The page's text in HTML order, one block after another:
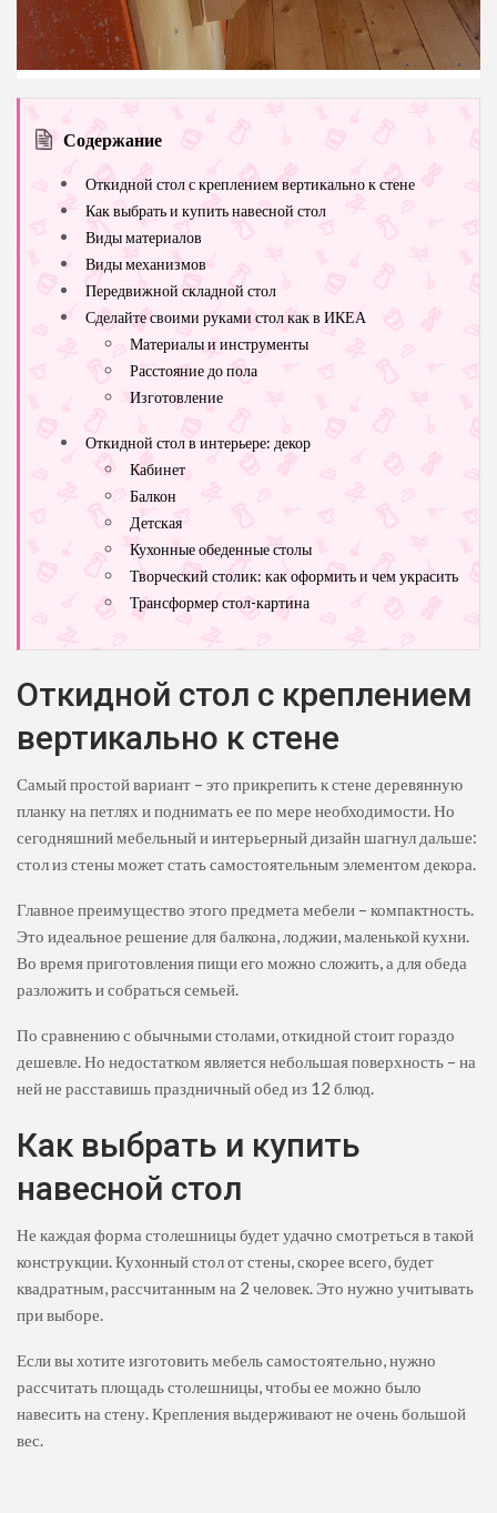
Содержание
Откидной стол с креплением вертикально к стене
Как выбрать и купить навесной стол
Виды материалов
Виды механизмов
Передвижной складной стол
Сделайте своими руками стол как в ИКЕА
Материалы и инструменты
Расстояние до пола
Изготовление
Откидной стол в интерьере: декор
Кабинет
Балкон
Детская
Кухонные обеденные столы
Творческий столик: как оформить и чем украсить
Трансформер стол-картина
Откидной стол с креплением
вертикально к стене
Самый простой вариант – это прикрепить к стене деревянную
планку на петлях и поднимать ее по мере необходимости. Но
сегодняшний мебельный и интерьерный дизайн шагнул дальше:
стол из стены может стать самостоятельным элементом декора.
Главное преимущество этого предмета мебели – компактность.
Это идеальное решение для балкона, лоджии, маленькой кухни.
Во время приготовления пищи его можно сложить, а для обеда
разложить и собраться семьей.
По сравнению с обычными столами, откидной стоит гораздо
дешевле. Но недостатком является небольшая поверхность – на
ней не расставишь праздничный обед из 12 блюд.
Как выбрать и купить
навесной стол
Не каждая форма столешницы будет удачно смотреться в такой
конструкции. Кухонный стол от стены, скорее всего, будет
квадратным, рассчитанным на 2 человек. Это нужно учитывать
при выборе.
Если вы хотите изготовить мебель самостоятельно, нужно
рассчитать площадь столешницы, чтобы ее можно было
навесить на стену. Крепления выдерживают не очень большой
вес.